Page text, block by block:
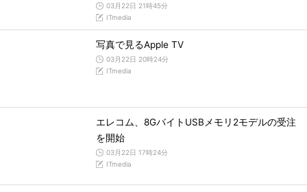
03月22日 21時45分
ITmedia
写真で見るApple TV
03月22日 20時24分
ITmedia
エレコム、8GバイトUSBメモリ2モデルの受注
を開始
03月22日 17時24分
ITmedia